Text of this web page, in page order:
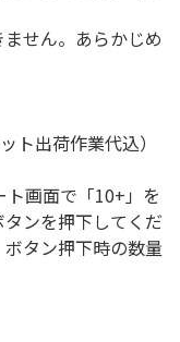
せん。あらかじめ
ト出荷作業代込）
画面で「10+」を
ンを押下してくだ
タン押下時の数量